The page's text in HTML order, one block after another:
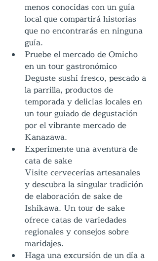
menos conocidas con un guía
local que compartirá historias
que no encontrarás en ninguna
guía.
Pruebe el mercado de Omicho
en un tour gastronómico
Deguste sushi fresco, pescado a
la parrilla, productos de
temporada y delicias locales en
un tour guiado de degustación
por el vibrante mercado de
Kanazawa.
Experimente una aventura de
cata de sake
Visite cervecerías artesanales
y descubra la singular tradición
de elaboración de sake de
Ishikawa. Un tour de sake
ofrece catas de variedades
regionales y consejos sobre
maridajes.
Haga una excursión de un día a